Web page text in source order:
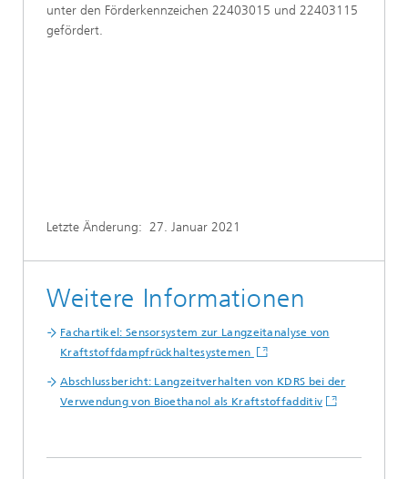
unter den Förderkennzeichen 22403015 und 22403115
gefördert.
Letzte Änderung: 27. Januar 2021
Weitere Informationen
Fachartikel: Sensorsystem zur Langzeitanalyse von
Kraftstoffdampfrückhaltesystemen
Abschlussbericht: Langzeitverhalten von KDRS bei der
Verwendung von Bioethanol als Kraftstoffadditiv